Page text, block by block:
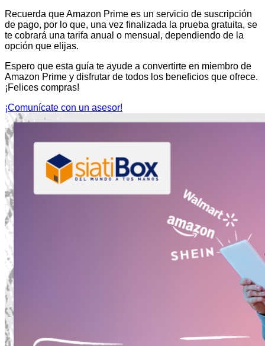
Recuerda que Amazon Prime es un servicio de suscripción
de pago, por lo que, una vez finalizada la prueba gratuita, se
te cobrará una tarifa anual o mensual, dependiendo de la
opción que elijas.
Espero que esta guía te ayude a convertirte en miembro de
Amazon Prime y disfrutar de todos los beneficios que ofrece.
¡Felices compras!
¡Comunícate con un asesor!